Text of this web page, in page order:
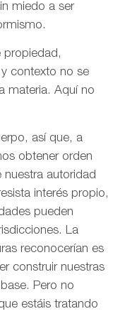
miedo a ser
propiedad,
contexto no se
materia. Aquí no
así que, a
obtener orden
autoridad
interés propio,
pueden
La
reconocerían es
construir nuestras
Pero no
estáis tratando